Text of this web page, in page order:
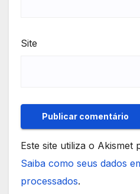
Site
Este site utiliza o Akismet
Saiba como seus dados
processados.